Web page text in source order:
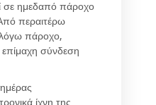
σε ημεδαπό πάροχο
περαιτέρω
πάροχο,
σύνδεση
ίχνη της